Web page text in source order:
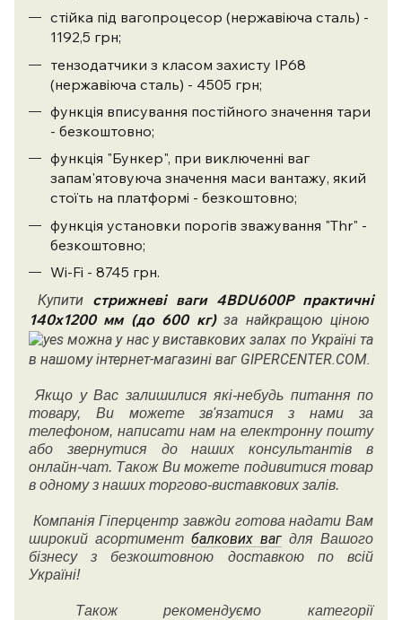
стійка під вагопроцесор (нержавіюча сталь) -
1192,5 грн;
тензодатчики з класом захисту IP68
(нержавіюча сталь) - 4505 грн;
функція вписування постійного значення тари
- безкоштовно;
функція "Бункер", при виключенні ваг
запам'ятовуюча значення маси вантажу, який
стоїть на платформі - безкоштовно;
функція установки порогів зважування "Thr" -
безкоштовно;
Wi-Fi - 8745 грн.
Купити стрижневі ваги 4BDU600Р практичні
140х1200 мм (до 600 кг) за найкращою ціною
можна у нас у виставкових залах по Україні та
в нашому інтернет-магазині ваг GIPERCENTER.COM.
Якщо у Вас залишилися які-небудь питання по
товару, Ви можете зв'язатися з нами за
телефоном, написати нам на електронну пошту
або звернутися до наших консультантів в
онлайн-чат. Також Ви можете подивитися товар
в одному з наших торгово-виставкових залів.
Компанія Гіперцентр завжди готова надати Вам
широкий асортимент балкових ваг для Вашого
бізнесу з безкоштовною доставкою по всій
Україні!
Також рекомендуємо категорії